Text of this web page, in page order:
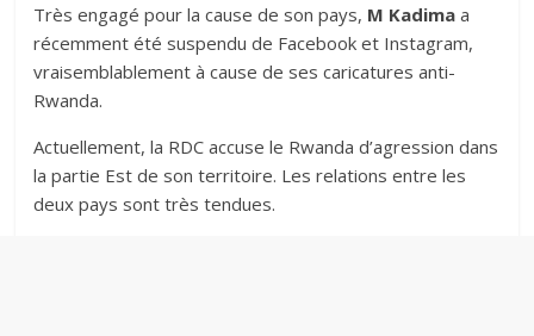
Très engagé pour la cause de son pays, M Kadima a
récemment été suspendu de Facebook et Instagram,
vraisemblablement à cause de ses caricatures anti-
Rwanda.
Actuellement, la RDC accuse le Rwanda d’agression dans
la partie Est de son territoire. Les relations entre les
deux pays sont très tendues.